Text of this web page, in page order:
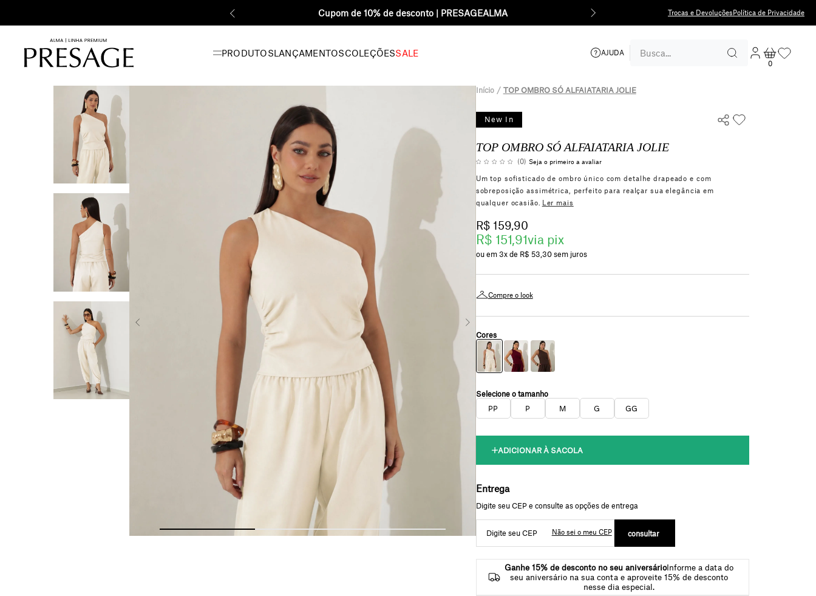
Frete grátis acima R$400 para SP 5%
Trocas e Devoluções Política de Privacidade
PRODUTOSLANÇAMENTOSCOLEÇÕESSALE
AJUDA
0
Início TOP OMBRO SÓ ALFAIATARIA JOLIE
New In
TOP OMBRO SÓ ALFAIATARIA JOLIE
(0) Seja o primeiro a avaliar
Um top sofisticado de ombro único com detalhe drapeado e com
sobreposição assimétrica, perfeito para realçar sua elegância em
qualquer ocasião. Ler mais
R$ 151,91via pix
R$ 159,90
3x R$ 53,30 sem juros
Compre o look
PP P M G GG
Não sei o meu CEP
Ganhe 15% de desconto no seu aniversárioInforme a data do
seu aniversário na sua conta e aproveite 15% de desconto
nesse dia especial.